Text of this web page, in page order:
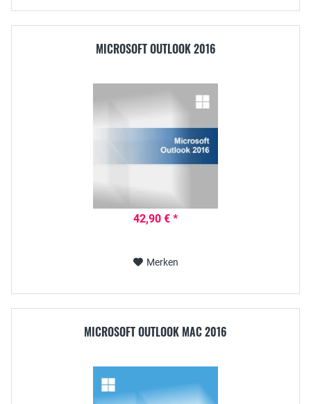
MICROSOFT OUTLOOK 2016
42,90 € *
Merken
MICROSOFT OUTLOOK MAC 2016